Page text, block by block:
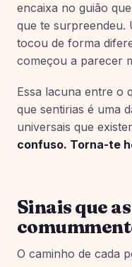
encaixa no guião
que te surpreendeu.
tocou de forma
começou a parecer
Essa lacuna entre o
que sentirias é uma
universais que
confuso. Torna-te
Sinais que
O caminho de cada